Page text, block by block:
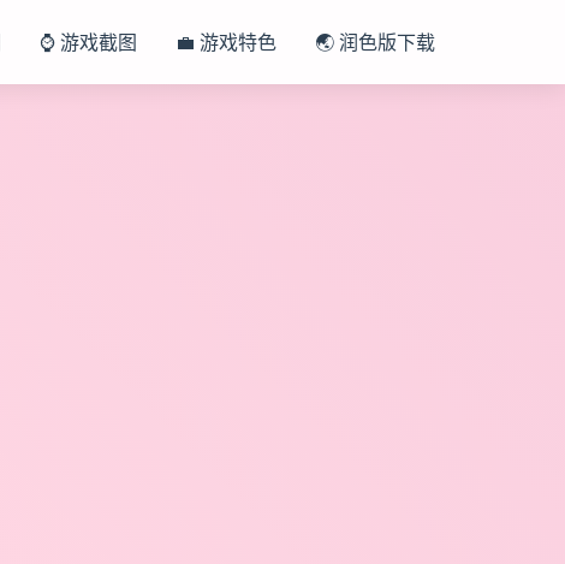
⌚ 游戏截图 💼 游戏特色 🌏 润色版下载